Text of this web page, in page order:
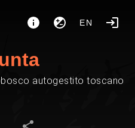
EN
autogestito toscano